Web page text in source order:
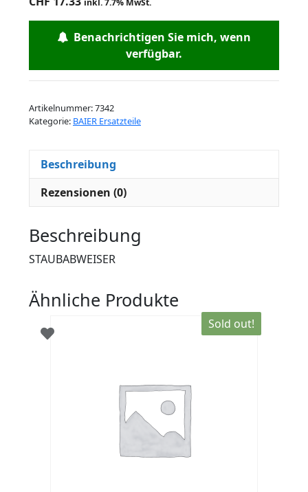
inkl. 7.7% MwSt.
Benachrichtigen Sie mich, wenn
verfügbar.
Artikelnummer:7342
Kategorie: BAIER Ersatzteile
Beschreibung
Rezensionen (0)
Beschreibung
STAUBABWEISER
Ähnliche Produkte
Sold out!